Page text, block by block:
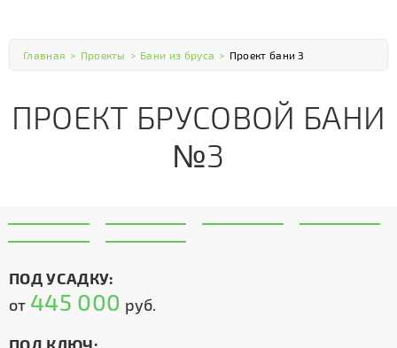
Главная > Проекты > Бани из бруса > Проект бани 3
ПРОЕКТ БРУСОВОЙ БАНИ
№3
ПОД УСАДКУ:
от 445 000 руб.
ПОД КЛЮЧ: